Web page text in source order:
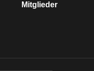
Mitglieder